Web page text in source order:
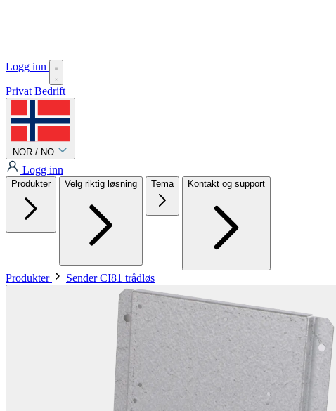
Logg inn
Privat Bedrift
NOR / NO
Logg inn
Produkter Velg riktig løsning Tema Kontakt og support
Produkter Sender CI81 trådløs